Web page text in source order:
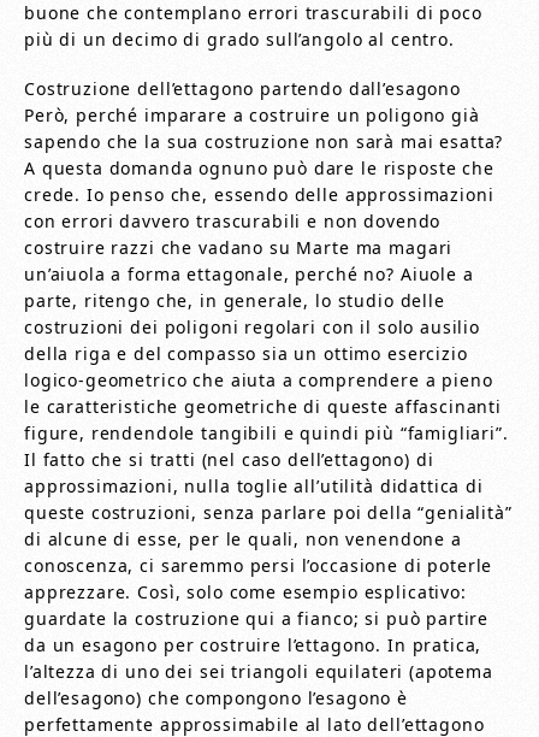
buone che contemplano errori trascurabili di poco
più di un decimo di grado sull’angolo al centro.
Costruzione dell’ettagono partendo dall’esagono
Però, perché imparare a costruire un poligono già
sapendo che la sua costruzione non sarà mai esatta?
A questa domanda ognuno può dare le risposte che
crede. Io penso che, essendo delle approssimazioni
con errori davvero trascurabili e non dovendo
costruire razzi che vadano su Marte ma magari
un’aiuola a forma ettagonale, perché no? Aiuole a
parte, ritengo che, in generale, lo studio delle
costruzioni dei poligoni regolari con il solo ausilio
della riga e del compasso sia un ottimo esercizio
logico-geometrico che aiuta a comprendere a pieno
le caratteristiche geometriche di queste affascinanti
figure, rendendole tangibili e quindi più “famigliari”.
Il fatto che si tratti (nel caso dell’ettagono) di
approssimazioni, nulla toglie all’utilità didattica di
queste costruzioni, senza parlare poi della “genialità”
di alcune di esse, per le quali, non venendone a
conoscenza, ci saremmo persi l’occasione di poterle
apprezzare. Così, solo come esempio esplicativo:
guardate la costruzione qui a fianco; si può partire
da un esagono per costruire l’ettagono. In pratica,
l’altezza di uno dei sei triangoli equilateri (apotema
dell’esagono) che compongono l’esagono è
perfettamente approssimabile al lato dell’ettagono